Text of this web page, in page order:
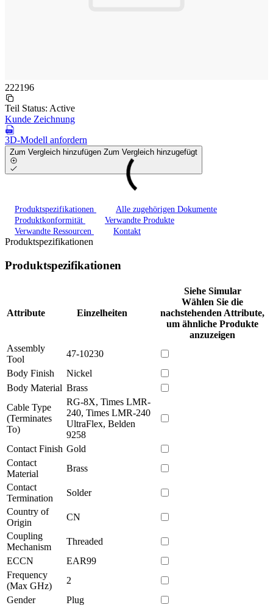
222196
Teil Status: Active
Kunde Zeichnung
3D-Modell anfordern
Zum Vergleich hinzufügen Zum Vergleich hinzugefügt
Produktspezifikationen
Alle zugehörigen Dokumente
Produktkonformität
Verwandte Produkte
Verwandte Ressourcen
Kontakt
Produktspezifikationen
Produktspezifikationen
Attribute Einzelheiten
Siehe Simular
Wählen Sie die
nachstehenden Attribute,
um ähnliche Produkte
anzuzeigen
Assembly
Tool
47-10230
Body Finish
Nickel
Body Material Brass
Cable Type
(Terminates
To)
RG-8X, Times LMR-
240, Times LMR-240
UltraFlex, Belden
9258
Contact Finish Gold
Contact
Material
Brass
Contact
Termination
Solder
Country of
Origin
CN
Coupling
Mechanism
Threaded
ECCN
EAR99
Frequency
(Max GHz)
2
Gender
Plug